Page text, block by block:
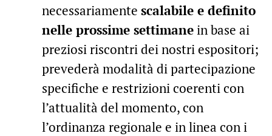
necessariamente scalabile e definito
nelle prossime settimanein base ai
preziosi riscontri dei nostri espositori;
prevederà modalità di partecipazione
specifiche e restrizioni coerenti con
l’attualità del momento, con
l’ordinanza regionale e in linea con i